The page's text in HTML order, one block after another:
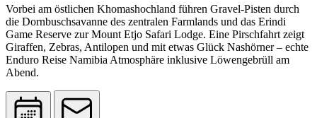
Vorbei am östlichen Khomashochland führen Gravel-Pisten durch
die Dornbuschsavanne des zentralen Farmlands und das Erindi
Game Reserve zur Mount Etjo Safari Lodge. Eine Pirschfahrt zeigt
Giraffen, Zebras, Antilopen und mit etwas Glück Nashörner – echte
Enduro Reise Namibia Atmosphäre inklusive Löwengebrüll am
Abend.